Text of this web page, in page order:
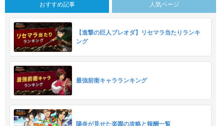
おすすめ記事 人気ページ
【進撃の巨人ブレオダ】リセマラ当たりランキ
ング
最強前衛キャラランキング
陽炎が見せた楽園の攻略と報酬一覧